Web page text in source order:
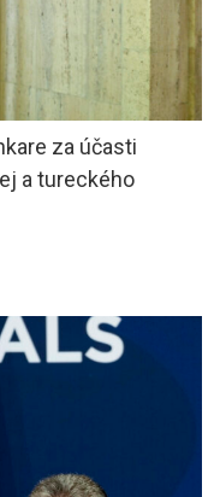
za účasti
a tureckého